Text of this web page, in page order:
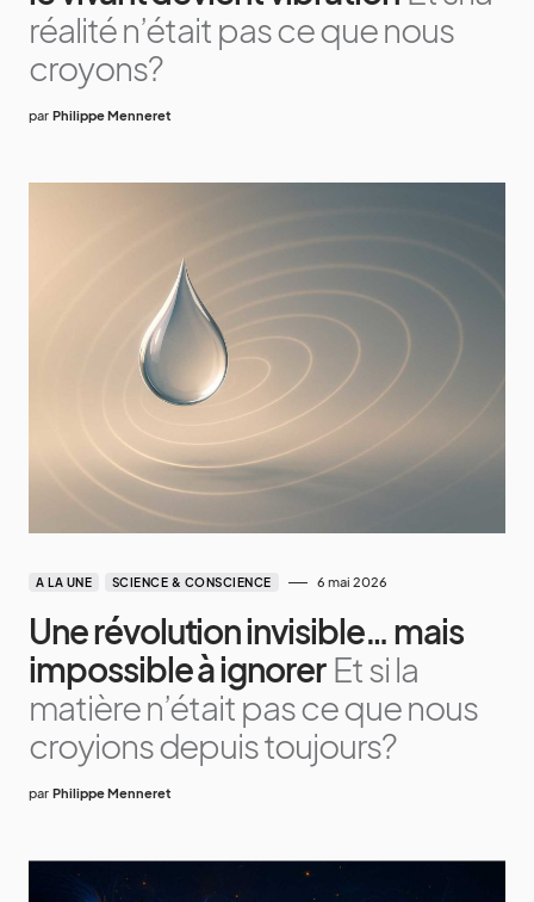
réalité n’était pas ce que nous
croyons?
par Philippe Menneret
A LA UNE SCIENCE & CONSCIENCE 6 mai 2026
Une révolution invisible… mais
impossible à ignorer Et si la
matière n’était pas ce que nous
croyions depuis toujours?
par Philippe Menneret